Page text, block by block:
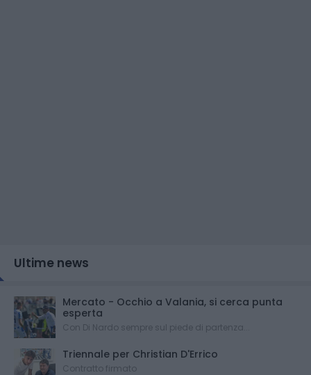
Ultime news
Mercato - Occhio a Valania, si cerca punta
esperta
Con Di Nardo sempre sul piede di partenza...
Triennale per Christian D'Errico
Contratto firmato